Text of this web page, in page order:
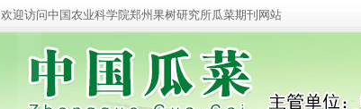
欢迎访问中国农业科学院郑州果树研究所瓜菜期刊网站